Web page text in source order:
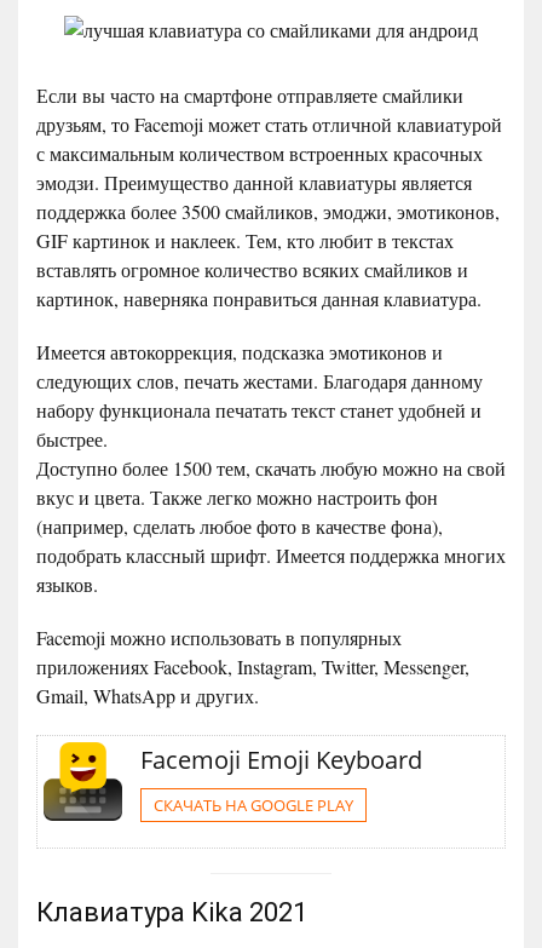
Если вы часто на смартфоне отправляете смайлики
друзьям, то Facemoji может стать отличной клавиатурой
с максимальным количеством встроенных красочных
эмодзи. Преимущество данной клавиатуры является
поддержка более 3500 смайликов, эмоджи, эмотиконов,
GIF картинок и наклеек. Тем, кто любит в текстах
вставлять огромное количество всяких смайликов и
картинок, наверняка понравиться данная клавиатура.
Имеется автокоррекция, подсказка эмотиконов и
следующих слов, печать жестами. Благодаря данному
набору функционала печатать текст станет удобней и
быстрее.
Доступно более 1500 тем, скачать любую можно на свой
вкус и цвета. Также легко можно настроить фон
(например, сделать любое фото в качестве фона),
подобрать классный шрифт. Имеется поддержка многих
языков.
Facemoji можно использовать в популярных
приложениях Facebook, Instagram, Twitter, Messenger,
Gmail, WhatsApp и других.
Facemoji Emoji Keyboard
СКАЧАТЬ НА GOOGLE PLAY
Клавиатура Kika 2021